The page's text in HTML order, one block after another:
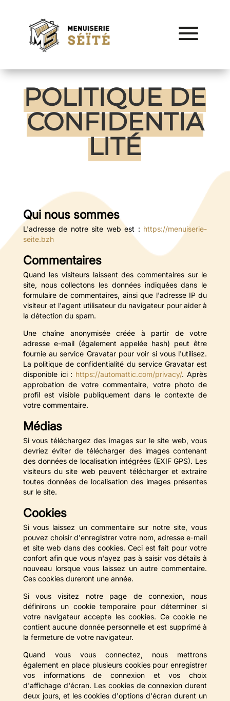
POLITIQUE DE
CONFIDENTIA
LITÉ
Qui nous sommes
L'adresse de notre site web est : https://menuiserie-
seite.bzh
Commentaires
Quand les visiteurs laissent des commentaires sur le
site, nous collectons les données indiquées dans le
formulaire de commentaires, ainsi que l'adresse IP du
visiteur et l'agent utilisateur du navigateur pour aider à
la détection du spam.
Une chaîne anonymisée créée à partir de votre
adresse e-mail (également appelée hash) peut être
fournie au service Gravatar pour voir si vous l'utilisez.
La politique de confidentialité du service Gravatar est
disponible ici : https://automattic.com/privacy/. Après
approbation de votre commentaire, votre photo de
profil est visible publiquement dans le contexte de
votre commentaire.
Médias
Si vous téléchargez des images sur le site web, vous
devriez éviter de télécharger des images contenant
des données de localisation intégrées (EXIF GPS). Les
visiteurs du site web peuvent télécharger et extraire
toutes données de localisation des images présentes
sur le site.
Cookies
Si vous laissez un commentaire sur notre site, vous
pouvez choisir d'enregistrer votre nom, adresse e-mail
et site web dans des cookies. Ceci est fait pour votre
confort afin que vous n'ayez pas à saisir vos détails à
nouveau lorsque vous laissez un autre commentaire.
Ces cookies dureront une année.
Si vous visitez notre page de connexion, nous
définirons un cookie temporaire pour déterminer si
votre navigateur accepte les cookies. Ce cookie ne
contient aucune donnée personnelle et est supprimé à
la fermeture de votre navigateur.
Quand vous vous connectez, nous mettrons
également en place plusieurs cookies pour enregistrer
vos informations de connexion et vos choix
d'affichage d'écran. Les cookies de connexion durent
deux jours, et les cookies d'options d'écran durent un